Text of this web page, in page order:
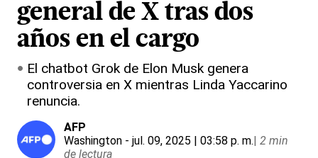
general de X tras dos
años en el cargo
El chatbot Grok de Elon Musk genera
controversia en X mientras Linda Yaccarino
renuncia.
AFP
Washington - jul. 09, 2025 | 03:58 p. m.| 2 min
de lectura